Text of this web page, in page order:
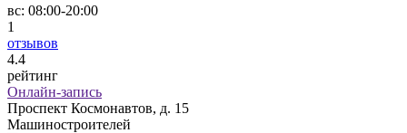
вс: 08:00-20:00
1
отзывов
4.4
рейтинг
Онлайн-запись
Проспект Космонавтов, д. 15
Машиностроителей